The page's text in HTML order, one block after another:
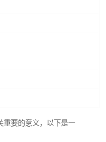
重要的意义，以下是一